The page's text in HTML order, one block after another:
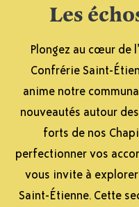
Les
Plongez au cœur de
Confrérie Saint-
anime notre
nouveautés autour
forts de nos
perfectionner vos
vous invite à
Saint-Étienne. Cette